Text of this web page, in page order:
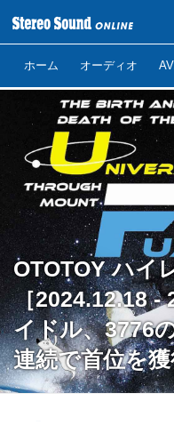
ホーム オーディオ
OTOTOY ハイ
［2024.12.18 -
イドル、3776
連続で首位を